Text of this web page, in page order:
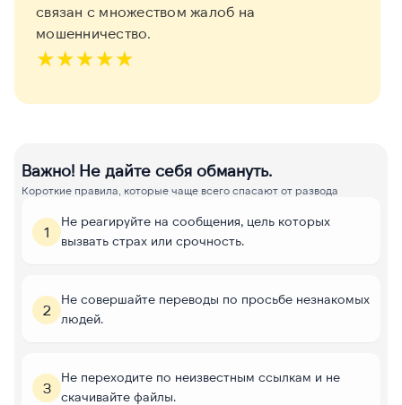
связан с множеством жалоб на
мошенничество.
★★★★★
Важно! Не дайте себя обмануть.
Короткие правила, которые чаще всего спасают от развода
1
Не реагируйте на сообщения, цель которых
вызвать страх или срочность.
2
Не совершайте переводы по просьбе незнакомых
людей.
3
Не переходите по неизвестным ссылкам и не
скачивайте файлы.